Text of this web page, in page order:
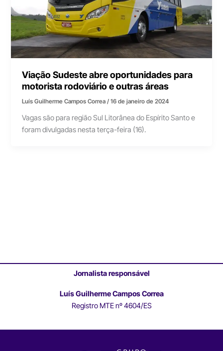
Viação Sudeste abre oportunidades para
motorista rodoviário e outras áreas
Luís Guilherme Campos Correa/16 de janeiro de 2024
Vagas são para região Sul Litorânea do Espírito Santo e
foram divulgadas nesta terça-feira (16).
Jornalista responsável
Luís Guilherme Campos Correa
Registro MTE nº 4604/ES